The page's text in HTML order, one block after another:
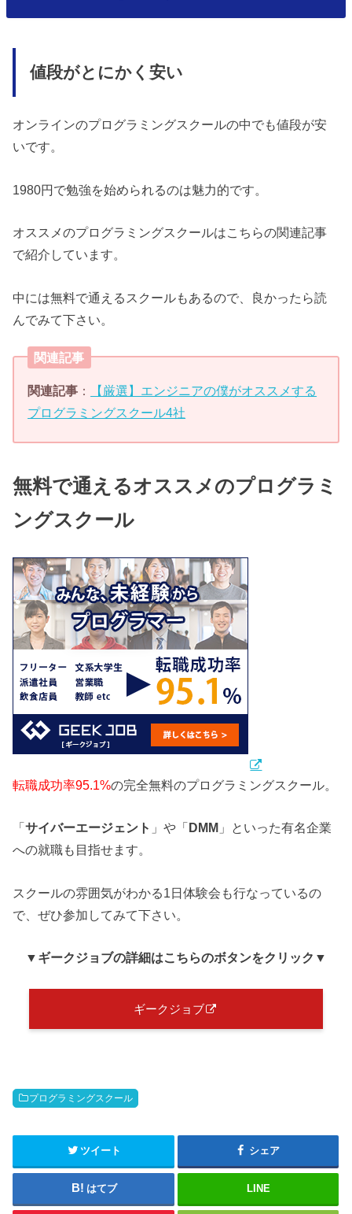
値段がとにかく安い
オンラインのプログラミングスクールの中でも値段が安
いです。
1980円で勉強を始められるのは魅力的です。
オススメのプログラミングスクールはこちらの関連記事
で紹介しています。
中には無料で通えるスクールもあるので、良かったら読
んでみて下さい。
関連記事
関連記事 ：
【厳選】エンジニアの僕がオススメする
プログラミングスクール4社
無料で通えるオススメのプログラミ
ングスクール
転職成功率95.1%の完全無料のプログラミングスクール。
「サイバーエージェント 」や「DMM 」といった有名企業
への就職も目指せます。
スクールの雰囲気がわかる1日体験会も行なっているの
で、ぜひ参加してみて下さい。
▼ギークジョブの詳細はこちらのボタンをクリック ▼
ギークジョブ
プログラミングスクール
ツイート シェア
はてブ LINE